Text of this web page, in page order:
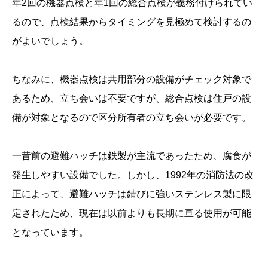
年2回の機器点検と年1回の総合点検が義務付けられてい
るので、点検結果からタイミングを見極めて検討するの
がよいでしょう。
ちなみに、機器点検は共用部分の設備がチェック対象で
あるため、立ち会いは不要ですが、総合点検は住戸の設
備が対象となるので区分所有者の立ち会いが必要です。
一昔前の避難ハッチは鉄製が主流であったため、腐食が
発生しやすい設備でした。しかし、1992年の消防法の改
正によって、避難ハッチは錆びに強いステンレス製に限
定されたため、現在は以前よりも長期に亘る使用が可能
となっています。